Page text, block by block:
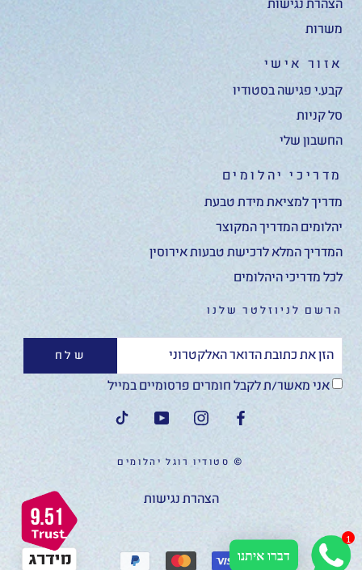
הצהרת נגישות
משרות
אזור אישי
קבע.י פגישה בסטודיו
סל קניות
החשבון שלי
מדריכי יהלומים
מדריך למציאת מידת טבעת
יהלומים המדריך המקוצר
המדריך המלא לרכישת טבעות אירוסין
לכל מדריכי היהלומים
הרשם לניוזלטר שלנו
שלח
אני מאשר/ת לקבל חומרים פרסומיים במייל
© סטודיו רוגל יהלומים
הצהרת נגישות
דברו איתנו
1